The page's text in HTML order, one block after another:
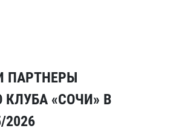
ПАРТНЕРЫ
КЛУБА «СОЧИ» В
2026